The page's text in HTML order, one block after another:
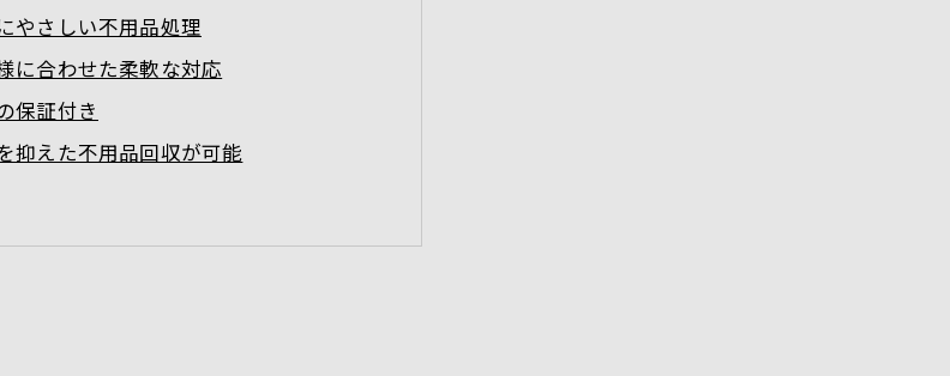
やさしい不用品処理
に合わせた柔軟な対応
保証付き
抑えた不用品回収が可能